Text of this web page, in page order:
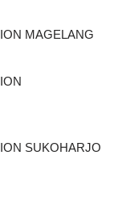
MAGELANG
SUKOHARJO